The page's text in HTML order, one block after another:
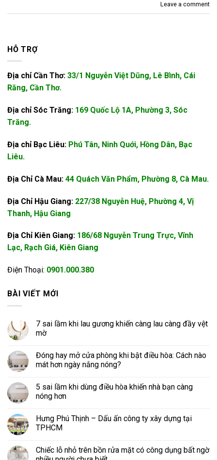
Leave a comment
HỖ TRỢ
Địa chỉ Cần Thơ: 33/1 Nguyễn Việt Dũng, Lê Bình, Cái
Răng, Cần Thơ.
Địa chỉ Sóc Trăng: 169 Quốc Lộ 1A, Phường 3, Sóc
Trăng.
Địa chỉ Bạc Liêu: Phú Tân, Ninh Quới, Hồng Dân, Bạc
Liêu.
Địa Chỉ Cà Mau: 44 Quách Văn Phẩm, Phường 8, Cà Mau.
Địa Chỉ Hậu Giang: 227/38 Nguyễn Huệ, Phường 4, Vị
Thanh, Hậu Giang
Địa Chỉ Kiên Giang: 186/68 Nguyễn Trung Trực, Vĩnh
Lạc, Rạch Giá, Kiên Giang
Điện Thoại: 0901.000.380
BÀI VIẾT MỚI
7 sai lầm khi lau gương khiến càng lau càng đầy vệt
mờ
Đóng hay mở cửa phòng khi bật điều hòa: Cách nào
mát hơn ngày nắng nóng?
5 sai lầm khi dùng điều hòa khiến nhà bạn càng
nóng hơn
Hưng Phú Thịnh – Dấu ấn công ty xây dựng tại
TPHCM
Chiếc lỗ nhỏ trên bồn rửa mặt có công dụng bất ngờ